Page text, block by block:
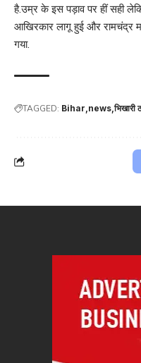
है.उम्र के इस पड़ाव पर हीं सही
आखिरकार लागू हुई और रामचंद्र
गया.
TAGGED: Bihar news भिखारी